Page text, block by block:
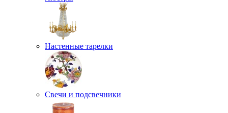
Настенные тарелки
Свечи и подсвечники